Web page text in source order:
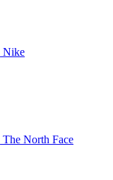
Nike
The North Face